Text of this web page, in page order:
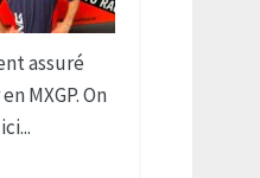
assuré
MXGP. On